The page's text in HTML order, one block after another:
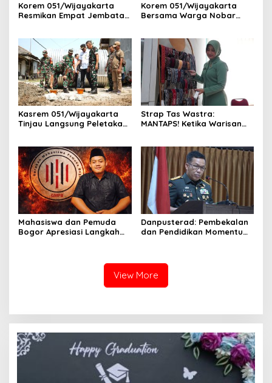
Korem 051/Wijayakarta
Resmikan Empat Jembatan
Masyarakat Indonesia
Korem 051/Wijayakarta
Bersama Warga Nobar
Kasrem 051/Wijayakarta
Tinjau Langsung Peletakan
Strap Tas Wastra:
MANTAPS! Ketika Warisan
Mahasiswa dan Pemuda
Bogor Apresiasi Langkah
Danpusterad: Pembekalan
dan Pendidikan Momentum
View More